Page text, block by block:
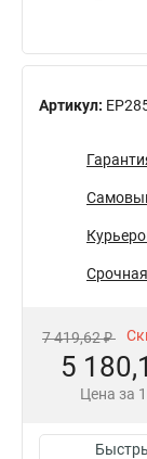
Артикул:
7 419,62 ₽
5
Цена за